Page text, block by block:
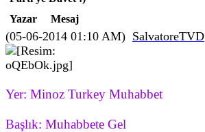
Yazar
Mesaj
(05-06-2014 01:10 AM) SalvatoreTVD
Yer: Minoz Turkey Muhabbet
Başlık: Muhabbete Gel